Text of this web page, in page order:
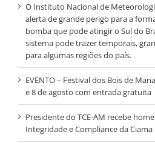
O Instituto Nacional de
alerta de grande perigo para a
bomba que pode atingir o Sul do
sistema pode trazer temporais,
para algumas regiões do país.
EVENTO – Festival dos Bois de
e 8 de agosto com entrada gratuita
Presidente do TCE-AM recebe
Integridade e Compliance da Ciama